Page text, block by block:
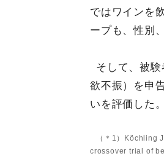
ではワインを
ープも、性別
そして、被
欲不振）を申
いを評価した。
（＊1）
crossover trial of